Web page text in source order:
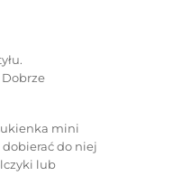
Dobrze
mini
do niej
lub